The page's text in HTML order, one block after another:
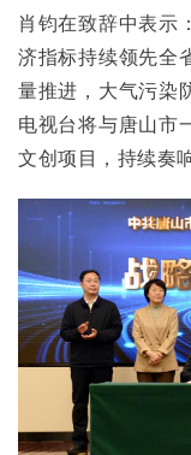
肖钧在致辞中表示
济指标持续领先全
量推进，大气污染
电视台将与唐山市
文创项目，持续奏